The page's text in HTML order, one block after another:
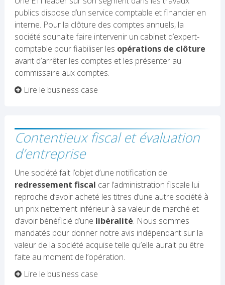
publics dispose d’un service comptable et financier en
interne. Pour la clôture des comptes annuels, la
société souhaite faire intervenir un cabinet d’expert-
comptable pour fiabiliser les opérations de clôture
avant d’arrêter les comptes et les présenter au
commissaire aux comptes.
Lire le business case
Contentieux fiscal et évaluation
d’entreprise
Une société fait l’objet d’une notification de
redressement fiscal car l’administration fiscale lui
reproche d’avoir acheté les titres d’une autre société à
un prix nettement inférieur à sa valeur de marché et
d’avoir bénéficié d’une libéralité. Nous sommes
mandatés pour donner notre avis indépendant sur la
valeur de la société acquise telle qu’elle aurait pu être
faite au moment de l’opération.
Lire le business case